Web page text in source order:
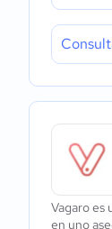
Vagaro es
en uno